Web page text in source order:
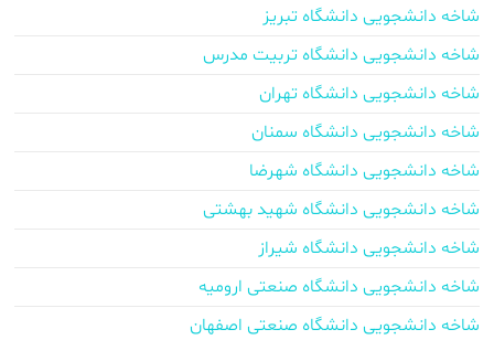
شاخه دانشجویی دانشگاه تبریز
شاخه دانشجویی دانشگاه تربیت مدرس
شاخه دانشجویی دانشگاه تهران
شاخه دانشجویی دانشگاه سمنان
شاخه دانشجویی دانشگاه شهرضا
شاخه دانشجویی دانشگاه شهید بهشتی
شاخه دانشجویی دانشگاه شیراز
شاخه دانشجویی دانشگاه صنعتی ارومیه
شاخه دانشجویی دانشگاه صنعتی اصفهان